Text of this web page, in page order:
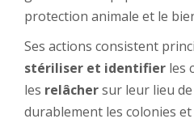
protection animale et le
Ses actions consistent
stériliser et identifier les
les relâchersur leur lieu
durablement les colonies et